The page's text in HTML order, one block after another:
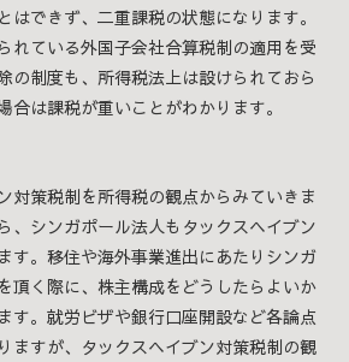
はできず、二重課税の状態になります。
れている外国子会社合算税制の適用を受
の制度も、所得税法上は設けられておら
合は課税が重いことがわかります。
対策税制を所得税の観点からみていきま
、シンガポール法人もタックスヘイブン
す。移住や海外事業進出にあたりシンガ
頂く際に、株主構成をどうしたらよいか
す。就労ビザや銀行口座開設など各論点
ますが、タックスヘイブン対策税制の観